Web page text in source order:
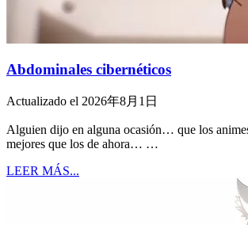
Abdominales cibernéticos
Actualizado el 2026年8月1日
Alguien dijo en alguna ocasión… que los
mejores que los de ahora… …
LEER MÁS...